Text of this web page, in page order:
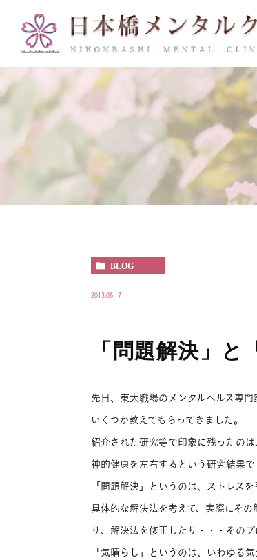
BLOG
2013.06.17
「問題解決」と
先日、東大職場のメンタルヘルス専
いくつか教えてもらってきました。
紹介された研究等で印象に残ったの
神的健康を左右するという研究結果で
「問題解決」というのは、ストレス
具体的な解決法を考えて、実際にそ
り、解決法を修正したり・・・その
「気晴らし」というのは、いわゆる